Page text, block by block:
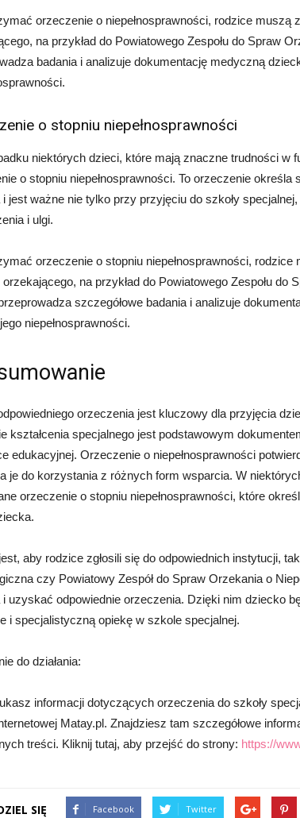
orzeczenie o niepełnosprawności, rodzice muszą
na przykład do Powiatowego Zespołu do Spraw
badania i analizuje dokumentację medyczną
o stopniu niepełnosprawności
niektórych dzieci, które mają znaczne trudności w
o stopniu niepełnosprawności. To orzeczenie
jest ważne nie tylko przy przyjęciu do szkoły
i ulgi.
orzeczenie o stopniu niepełnosprawności, rodzice
orzekającego, na przykład do Powiatowego Zespołu do
szczegółowe badania i analizuje
niepełnosprawności.
orzeczenia jest kluczowy dla przyjęcia
kształcenia specjalnego jest podstawowym
edukacyjnej. Orzeczenie o niepełnosprawności
je do korzystania z różnych form wsparcia. W
orzeczenie o stopniu niepełnosprawności, które
aby rodzice zgłosili się do odpowiednich instytucji,
czy Powiatowy Zespół do Spraw Orzekania o
i uzyskać odpowiednie orzeczenia. Dzięki nim dziecko
i specjalistyczną opiekę w szkole specjalnej.
do działania:
informacji dotyczących orzeczenia do szkoły
Matay.pl. Znajdziesz tam szczegółowe
treści. Kliknij tutaj, aby przejść do strony: https://
SIĘ Facebook Twitter